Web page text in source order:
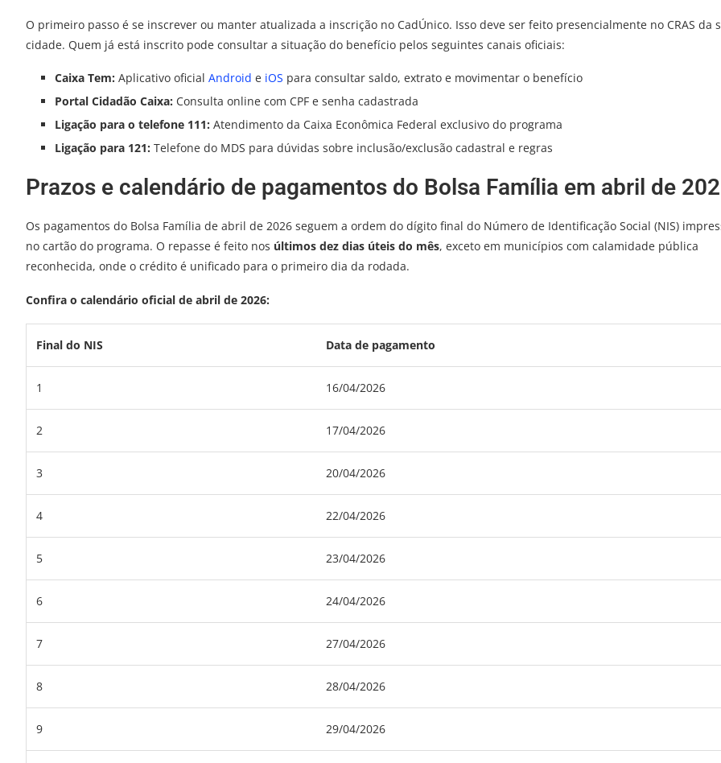
O primeiro passo é se inscrever ou manter atualizada a inscrição no CadÚnico. Isso deve ser feito presencialmente no CRAS da
cidade. Quem já está inscrito pode consultar a situação do benefício pelos seguintes canais oficiais:
Caixa Tem: Aplicativo oficial Android e iOS para consultar saldo, extrato e movimentar o benefício
Portal Cidadão Caixa: Consulta online com CPF e senha cadastrada
Ligação para o telefone 111: Atendimento da Caixa Econômica Federal exclusivo do programa
Ligação para 121: Telefone do MDS para dúvidas sobre inclusão/exclusão cadastral e regras
Prazos e calendário de pagamentos do Bolsa Família em abril de
Os pagamentos do Bolsa Família de abril de 2026 seguem a ordem do dígito final do Número de Identificação Social (NIS)
no cartão do programa. O repasse é feito nos últimos dez dias úteis do mês, exceto em municípios com calamidade pública
reconhecida, onde o crédito é unificado para o primeiro dia da rodada.
Confira o calendário oficial de abril de 2026:
Final do NIS Data de pagamento
1 16/04/2026
2 17/04/2026
3 20/04/2026
4 22/04/2026
5 23/04/2026
6 24/04/2026
7 27/04/2026
8 28/04/2026
9 29/04/2026